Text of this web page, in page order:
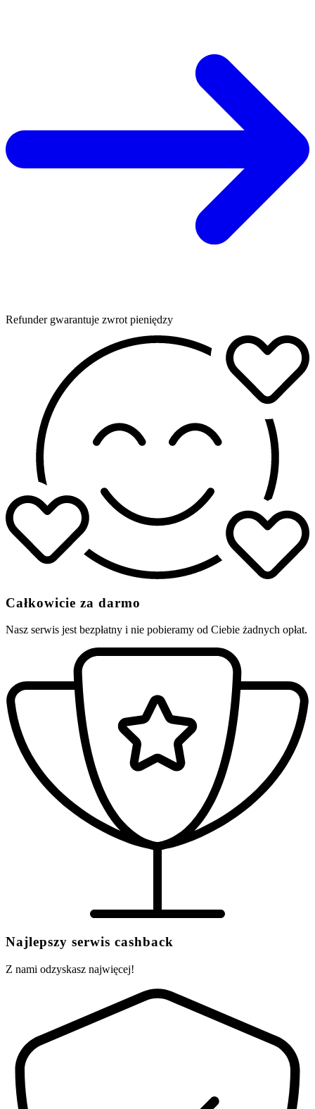
Refunder gwarantuje zwrot pieniędzy
Całkowicie za darmo
Nasz serwis jest bezpłatny i nie pobieramy od Ciebie żadnych opłat.
Najlepszy serwis cashback
Z nami odzyskasz najwięcej!